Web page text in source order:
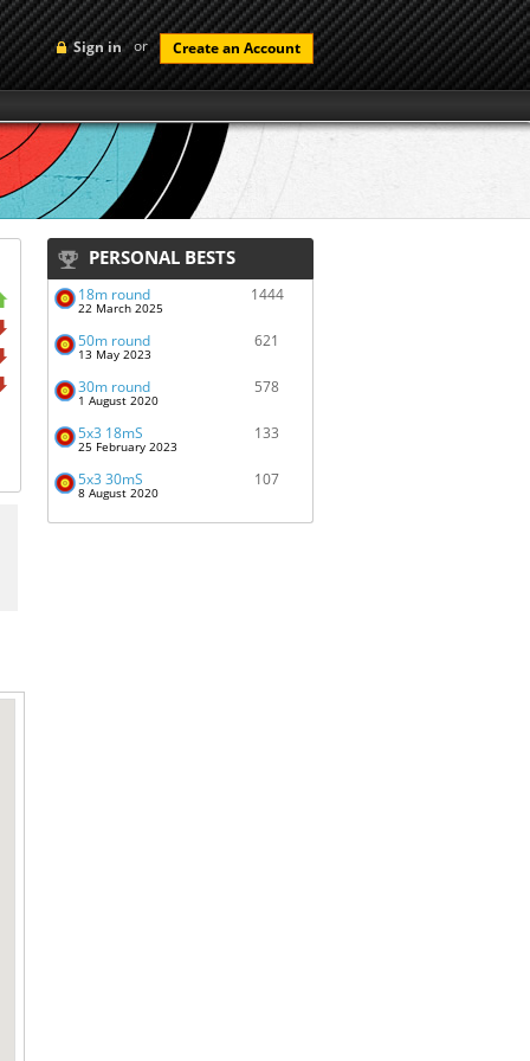
Sign in or Create an Account
PERSONAL BESTS
18m round
22 March 2025
1444
50m round
13 May 2023
621
30m round
1 August 2020
578
5x3 18mS
25 February 2023
133
5x3 30mS
8 August 2020
107